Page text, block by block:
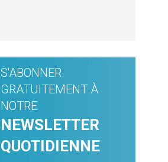
S'ABONNER
GRATUITEMENT À
NOTRE
NEWSLETTER
QUOTIDIENNE